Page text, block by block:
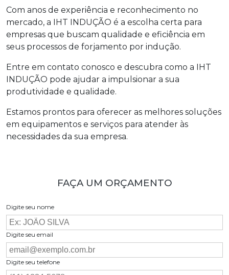
Com anos de experiência e reconhecimento no
mercado, a IHT INDUÇÃO é a escolha certa para
empresas que buscam qualidade e eficiência em
seus processos de forjamento por indução.
Entre em contato conosco e descubra como a IHT
INDUÇÃO pode ajudar a impulsionar a sua
produtividade e qualidade.
Estamos prontos para oferecer as melhores soluções
em equipamentos e serviços para atender às
necessidades da sua empresa.
FAÇA UM ORÇAMENTO
Digite seu nome
Digite seu email
Digite seu telefone